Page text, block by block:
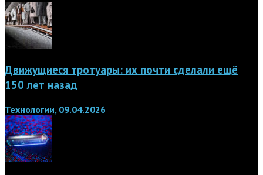
Движущиеся тротуары: их почти сделали ещё
150 лет назад
Технологии, 09.04.2026